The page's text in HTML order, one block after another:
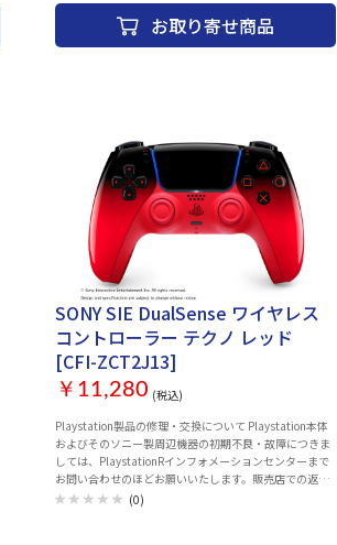
PlayStation Portal リモートプレーヤー ×1 USBケーブル
×1 印刷物一式 ×1 ©Sony Interactive Entertainment
Inc. All rights reserved. Design and specifications are
お取り寄せ商品
SONY SIE DualSense ワイヤレス
コントローラー テクノ レッド
[CFI-ZCT2J13]
￥11,280 (税込)
Playstation製品の修理・交換について Playstation本体
およびそのソニー製周辺機器の初期不良・故障につきま
しては、PlaystationRインフォメーションセンターまで
お問い合わせのほどお願いいたします。販売店での返
品・交換は行っておりません。 また、お買い上げいただ
(0)